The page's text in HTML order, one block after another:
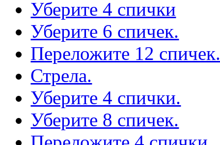
Уберите 4 спички
Уберите 6 спичек.
Переложите 12
Стрела.
Уберите 4 спички.
Уберите 8 спичек.